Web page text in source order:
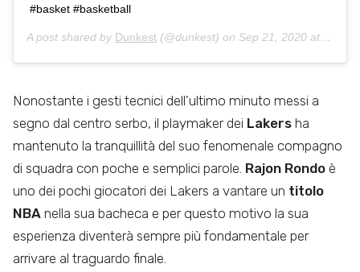
#basket #basketball
A post shared by Dunkest (@dunkest) on Sep 21, 2020 at 6:50am PDT
Nonostante i gesti tecnici dell’ultimo minuto messi a
segno dal centro serbo, il playmaker dei Lakers ha
mantenuto la tranquillità del suo fenomenale compagno
di squadra con poche e semplici parole. Rajon Rondo è
uno dei pochi giocatori dei Lakers a vantare un titolo
NBA nella sua bacheca e per questo motivo la sua
esperienza diventerà sempre più fondamentale per
arrivare al traguardo finale.